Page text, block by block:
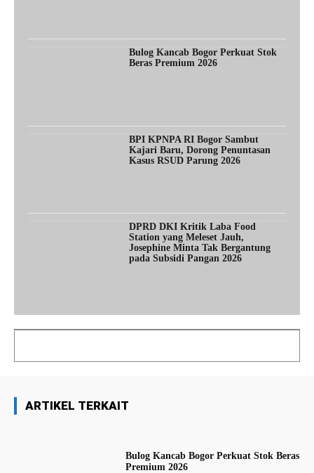
Bulog Kancab Bogor Perkuat Stok
Beras Premium 2026
BPI KPNPA RI Bogor Sambut
Kajari Baru, Dorong Penuntasan
Kasus RSUD Parung 2026
DPRD DKI Kritik Laba Food
Station yang Meleset Jauh,
Josephine Minta Tak Bergantung
pada Subsidi Pangan 2026
ARTIKEL TERKAIT
Bulog Kancab Bogor Perkuat Stok Beras
Premium 2026